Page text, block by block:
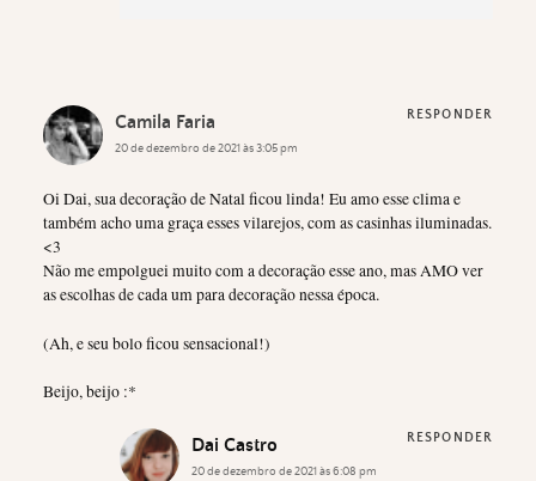
Camila Faria
20 de dezembro de 2021 às 3:05 pm
Oi Dai, sua decoração de Natal ficou linda! Eu amo esse clima e
também acho uma graça esses vilarejos, com as casinhas iluminadas.
<3
Não me empolguei muito com a decoração esse ano, mas AMO ver
as escolhas de cada um para decoração nessa época.
(Ah, e seu bolo ficou sensacional!)
Beijo, beijo :*
RESPONDER
Dai Castro
20 de dezembro de 2021 às 6:08 pm
RESPONDER